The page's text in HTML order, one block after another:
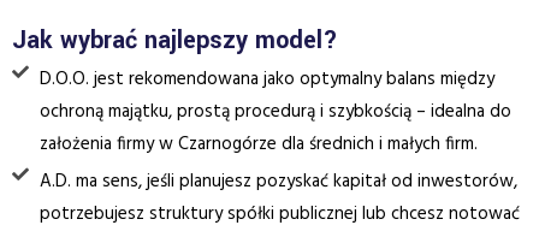
Jak wybrać najlepszy model?
D.O.O. jest rekomendowana jako optymalny balans między
ochroną majątku, prostą procedurą i szybkością – idealna do
założenia firmy w Czarnogórze dla średnich i małych firm.
A.D. ma sens, jeśli planujesz pozyskać kapitał od inwestorów,
potrzebujesz struktury spółki publicznej lub chcesz notować